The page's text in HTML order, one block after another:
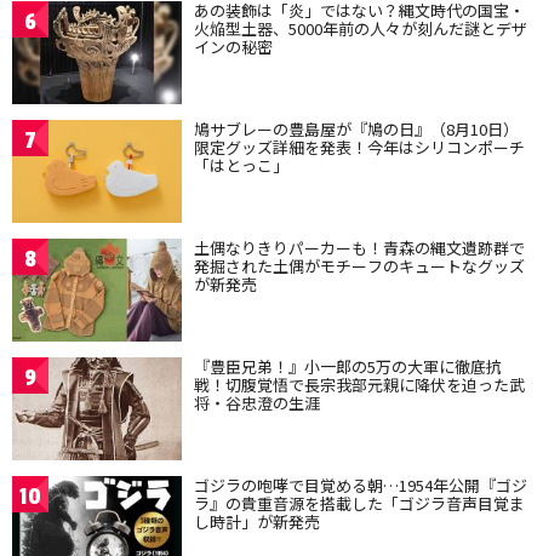
6 あの装飾は「炎」ではない？縄文時代の国宝・
火焔型土器、5000年前の人々が刻んだ謎とデザ
インの秘密
7 鳩サブレーの豊島屋が『鳩の日』（8月10日）
限定グッズ詳細を発表！今年はシリコンポーチ
「はとっこ」
8 土偶なりきりパーカーも！青森の縄文遺跡群で
発掘された土偶がモチーフのキュートなグッズ
が新発売
9 『豊臣兄弟！』小一郎の5万の大軍に徹底抗
戦！切腹覚悟で長宗我部元親に降伏を迫った武
将・谷忠澄の生涯
10 ゴジラの咆哮で目覚める朝…1954年公開『ゴジ
ラ』の貴重音源を搭載した「ゴジラ音声目覚ま
し時計」が新発売